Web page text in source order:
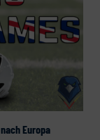
Europa